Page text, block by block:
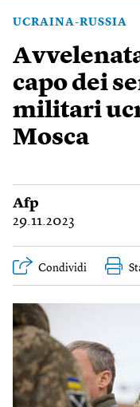
UCRAINA-RUSSIA
capo dei
militari
Mosca
Afp
29.11.2023
Condividi